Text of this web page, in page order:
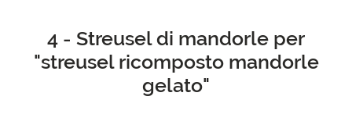
4 - Streusel di mandorle per
"streusel ricomposto mandorle
gelato"